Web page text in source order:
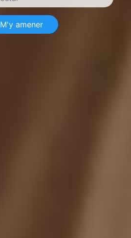
M'y amener